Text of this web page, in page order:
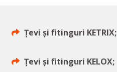
Țevi și fitinguri KETRIX;
Țevi și fitinguri KELOX;